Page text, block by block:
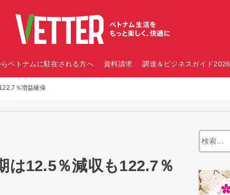
らベトナムに駐在される方へ 資料請求 調達＆ビジネスガイド2026
％増益確保
は12.5％減収も122.7％